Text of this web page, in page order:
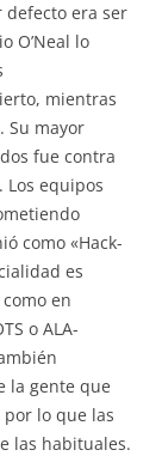
defecto era ser
O’Neal lo
mientras
Su mayor
fue contra
Los equipos
como «Hack-
es
en
o ALA-
la gente que
lo que las
las habituales.